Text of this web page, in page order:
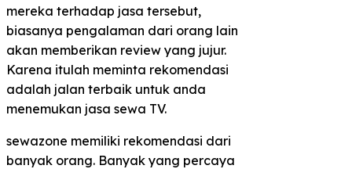
mereka terhadap jasa tersebut,
biasanya pengalaman dari orang lain
akan memberikan review yang jujur.
Karena itulah meminta rekomendasi
adalah jalan terbaik untuk anda
menemukan jasa sewa TV.
sewazone memiliki rekomendasi dari
banyak orang. Banyak yang percaya